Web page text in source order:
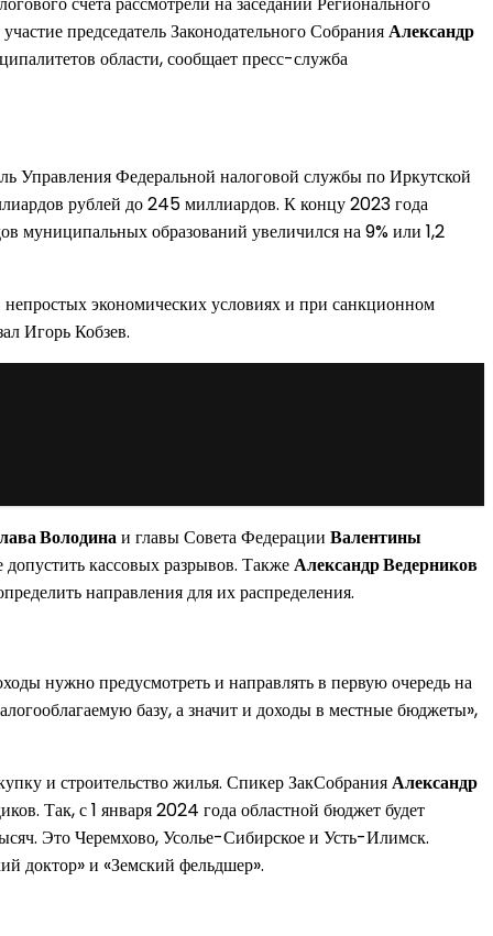
председатель Законодательного СобранияАлександр
области, сообщает пресс-служба
Управления Федеральной налоговой службы по Иркутской
рублей до 245 миллиардов. К концу 2023 года
муниципальных образований увеличился на 9% или 1,2
экономических условиях и при санкционном
Игорь Кобзев.
Володинаи главы Совета Федерации Валентины
кассовых разрывов. ТакжеАлександр Ведерников
направления для их распределения.
нужно предусмотреть и направлять в первую очередь на
базу, а значит и доходы в местные бюджеты»,
и строительство жилья. Спикер ЗакСобранияАлександр
Так, с 1 января 2024 года областной бюджет будет
Это Черемхово, Усолье-Сибирское и Усть-Илимск.
доктор» и «Земский фельдшер».